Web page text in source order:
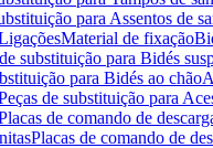
para Assentos de
Material de fixação
substituição para Bidés
para Bidés ao chão
de substituição para
de comando de
Placas de comando de